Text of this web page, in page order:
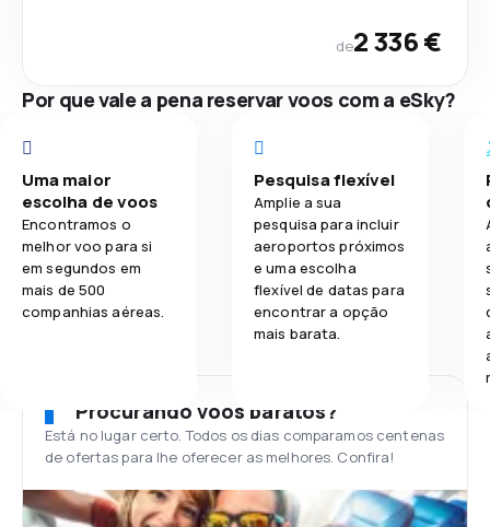
de2 336 €
Por que vale a pena reservar voos com a eSky?
Uma maior
escolha de voos
Encontramos o
melhor voo para si
em segundos em
mais de 500
companhias aéreas.
Pesquisa flexível
Amplie a sua
pesquisa para incluir
aeroportos próximos
e uma escolha
flexível de datas para
encontrar a opção
mais barata.
Procurando voos baratos?
Está no lugar certo. Todos os dias comparamos centenas
de ofertas para lhe oferecer as melhores. Confira!